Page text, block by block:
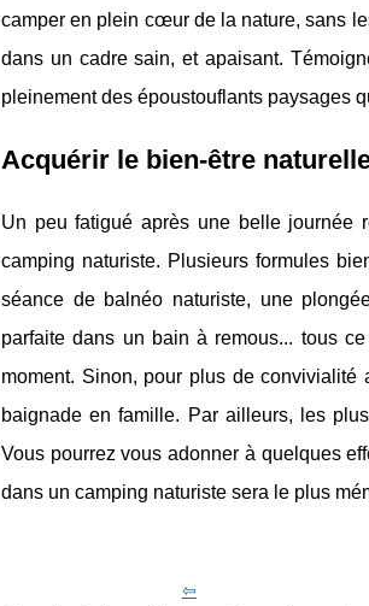
camper en plein cœur de la nature, sans
dans un cadre sain, et apaisant.
pleinement des époustouflants paysages
Acquérir le bien-être
Un peu fatigué après une belle journée
camping naturiste. Plusieurs formules
séance de balnéo naturiste, une
parfaite dans un bain à remous... tous
moment. Sinon, pour plus de
baignade en famille. Par ailleurs, les
Vous pourrez vous adonner à quelques
dans un camping naturiste sera le plus